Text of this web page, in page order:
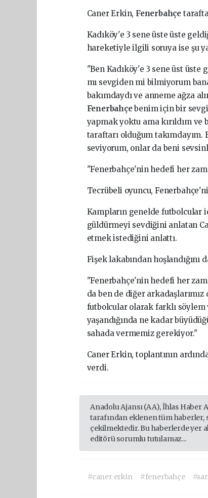
Caner Erkin, Fenerbahçe
Kadıköy'e 3 sene üste üste
hareketiyle ilgili soruya ise şu
"Ben Kadıköy'e 3 sene üst
mı sevgiden mi bilmiyorum
bakımdaydı ve anneme ağza
Fenerbahçebenim için bir
yapmak yoktu ama kırıldım ve
taraftarı olduğum takımdayım.
seviyorum, onlar da beni
"Fenerbahçe'nin hedefi her
Tecrübeli oyuncu,
Kampların genelde futbolcular
güldürmeyi sevdiğini anlatan
etmek istediğini anlattı.
Fişek lakabından
"Fenerbahçe'nin hedefi her
da ben de diğer
futbolcular olarak farklı söylem
yaşandığında ne kadar
sahada vermemiz gerekiyor."
Caner Erkin, toplantının
verdi.
Anadolu Ajansı (AA), İhlas Haber
tarafından eklenen tüm
çekilmektedir. Bu haberlerde yer
editörü sorumlu tutulamaz...
#caner erkin #fenerbahçe